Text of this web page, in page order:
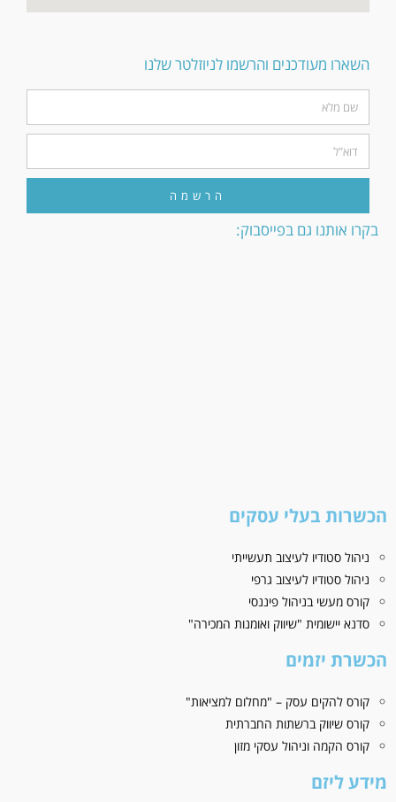
בקרו אותנו גם בפייסבוק:
השארו מעודכנים והרשמו לניוזלטר שלנו
הרשמה
הכשרות בעלי עסקים
ניהול סטודיו לעיצוב תעשייתי
ניהול סטודיו לעיצוב גרפי
קורס מעשי בניהול פיננסי
סדנא יישומית "שיווק ואומנות המכירה"
הכשרת יזמים
קורס להקים עסק – "מחלום למציאות"
קורס שיווק ברשתות החברתית
קורס הקמה וניהול עסקי מזון
מידע ליזם